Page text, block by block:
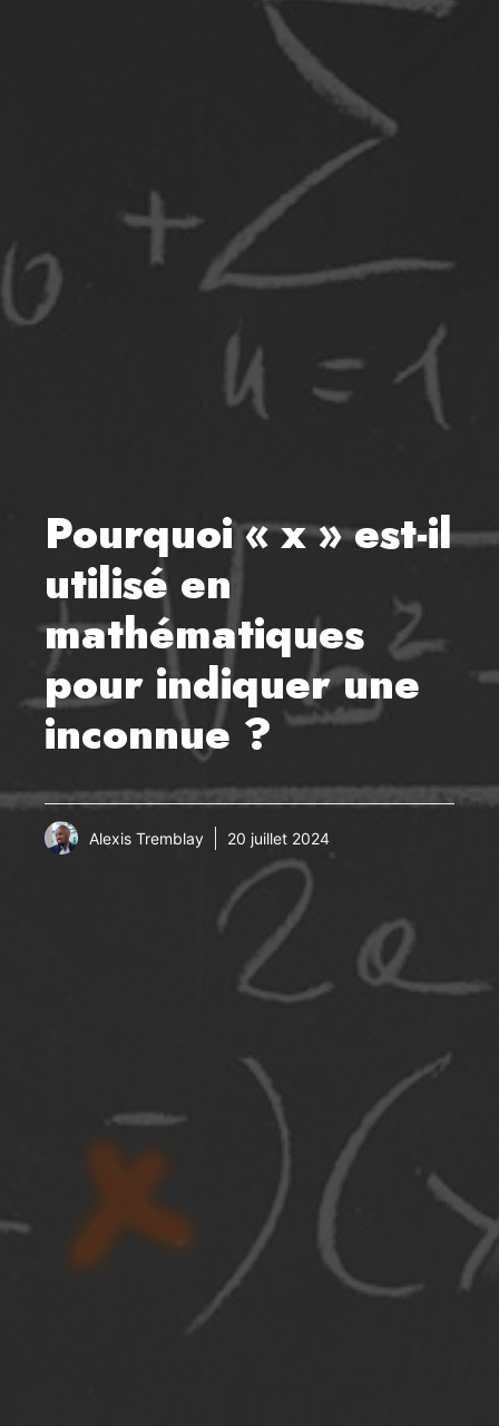
Pourquoi « x » est-il
utilisé en
mathématiques
pour indiquer une
inconnue ?
Alexis Tremblay 20 juillet 2024